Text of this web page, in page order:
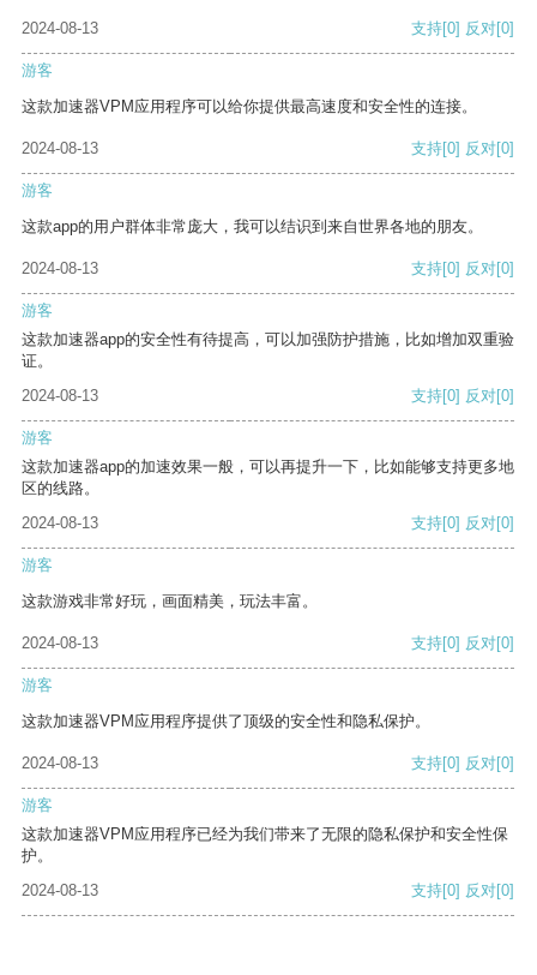
2024-08-13 支持[0] 反对[0]
游客
这款加速器VPM应用程序可以给你提供最高速度和安全性的连接。
2024-08-13 支持[0] 反对[0]
游客
这款app的用户群体非常庞大，我可以结识到来自世界各地的朋友。
2024-08-13 支持[0] 反对[0]
游客
这款加速器app的安全性有待提高，可以加强防护措施，比如增加双重验
证。
2024-08-13
支持[0] 反对[0]
游客
这款加速器app的加速效果一般，可以再提升一下，比如能够支持更多地
区的线路。
2024-08-13
支持[0] 反对[0]
游客
这款游戏非常好玩，画面精美，玩法丰富。
2024-08-13 支持[0] 反对[0]
游客
这款加速器VPM应用程序提供了顶级的安全性和隐私保护。
2024-08-13 支持[0] 反对[0]
游客
这款加速器VPM应用程序已经为我们带来了无限的隐私保护和安全性保
护。
2024-08-13
支持[0] 反对[0]